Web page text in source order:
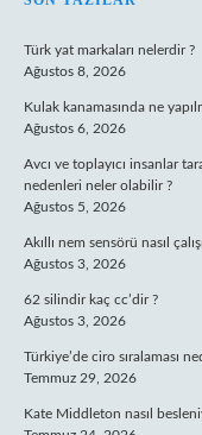
Türk yat markaları nelerdir ?
Ağustos 8, 2026
Kulak kanamasında ne
Ağustos 6, 2026
Avcı ve toplayıcı insanlar
nedenleri neler olabilir ?
Ağustos 5, 2026
Akıllı nem sensörü nasıl
Ağustos 3, 2026
62 silindir kaç cc’dir ?
Ağustos 3, 2026
Türkiye’de ciro sıralaması
Temmuz 29, 2026
Kate Middleton nasıl